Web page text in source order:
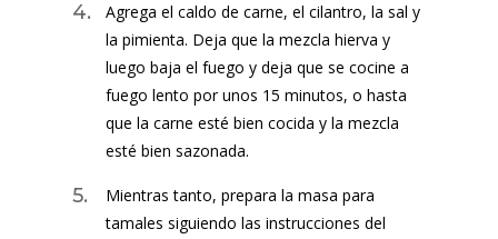
Agrega el caldo de carne, el cilantro, la sal y
la pimienta. Deja que la mezcla hierva y
luego baja el fuego y deja que se cocine a
fuego lento por unos 15 minutos, o hasta
que la carne esté bien cocida y la mezcla
esté bien sazonada.
Mientras tanto, prepara la masa para
tamales siguiendo las instrucciones del